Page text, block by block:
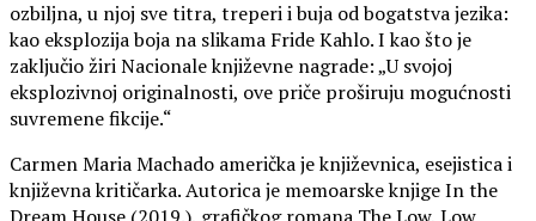
ozbiljna, u njoj sve titra, treperi i buja od bogatstva jezika:
kao eksplozija boja na slikama Fride Kahlo. I kao što je
zaključio žiri Nacionale književne nagrade: „U svojoj
eksplozivnoj originalnosti, ove priče proširuju mogućnosti
suvremene fikcije.“
Carmen Maria Machado američka je književnica, esejistica i
književna kritičarka. Autorica je memoarske knjige In the